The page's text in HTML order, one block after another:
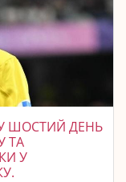
ШОСТИЙ ДЕНЬ
ТА
У